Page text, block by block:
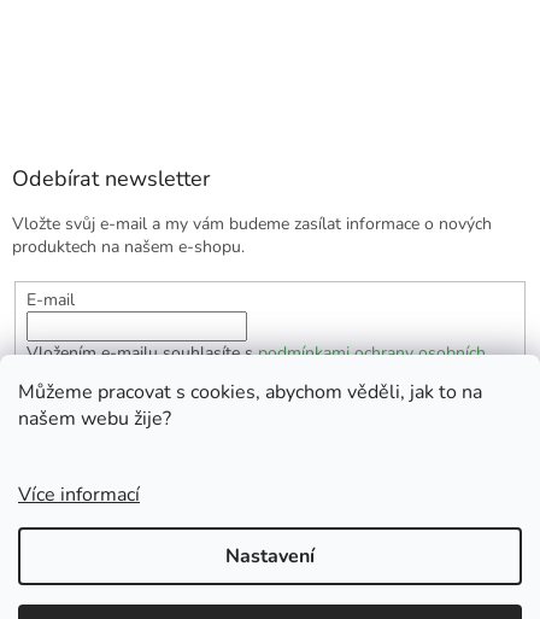
Můžeme pracovat s cookies, abychom věděli, jak to na
našem webu žije?
Více informací
Nastavení
Odebírat newsletter
Vložte svůj e-mail a my vám budeme zasílat informace o nových
produktech na našem e-shopu.
E-mail
Vložením e-mailu souhlasíte spodmínkami ochrany osobních
PŘIHLÁSIT SE
Copyright 2026EKOlogická domácnost. Všechna práva